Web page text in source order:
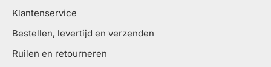
Klantenservice
Bestellen, levertijd en verzenden
Ruilen en retourneren